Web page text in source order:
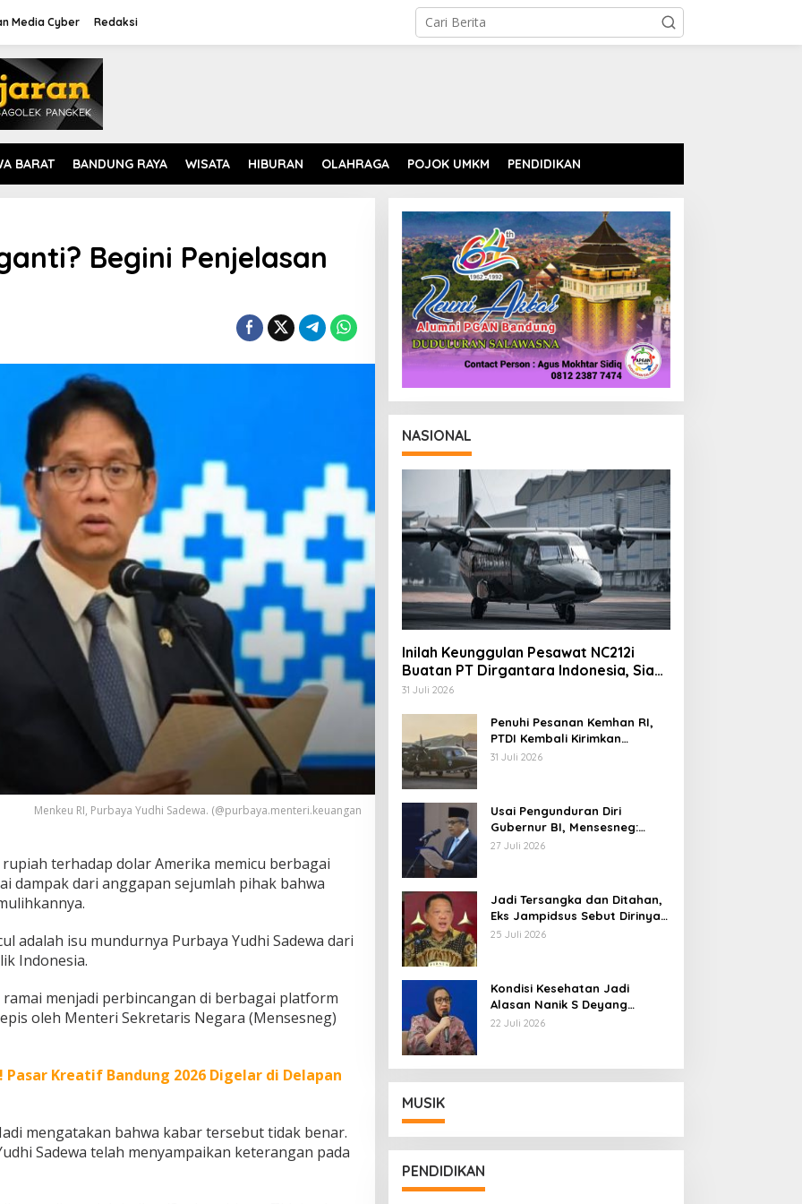
Media Cyber Redaksi
BARAT BANDUNG RAYA WISATA HIBURAN OLAHRAGA POJOK UMKM PENDIDIKAN
Begini Penjelasan
Menkeu RI, Purbaya Yudhi Sadewa. (@purbaya.menteri.keuangan
terhadap dolar Amerika memicu berbagai
dampak dari anggapan sejumlah pihak bahwa
adalah isu mundurnya Purbaya Yudhi Sadewa dari
Indonesia.
menjadi perbincangan di berbagai platform
oleh Menteri Sekretaris Negara (Mensesneg)
Kreatif Bandung 2026 Digelar di Delapan
mengatakan bahwa kabar tersebut tidak benar.
Sadewa telah menyampaikan keterangan pada
NASIONAL
Inilah Keunggulan Pesawat NC212i
Buatan PT Dirgantara Indonesia, Siap
Dukung Berbagai Operasi TNI
31 Juli 2026
Penuhi Pesanan Kemhan RI,
PTDI Kembali Kirimkan
Pesawat NC212i ke Pangkalan
31 Juli 2026
Usai Pengunduran Diri
Gubernur BI, Mensesneg:
Segera Terbit Keppres
27 Juli 2026
Jadi Tersangka dan Ditahan,
Eks Jampidsus Sebut Dirinya
Korban Kriminalisasi
25 Juli 2026
Kondisi Kesehatan Jadi
Alasan Nanik S Deyang
Mundur dari BGN, Prabowo
22 Juli 2026
MUSIK
PENDIDIKAN